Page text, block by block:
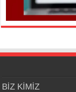
BİZ KİMİZ